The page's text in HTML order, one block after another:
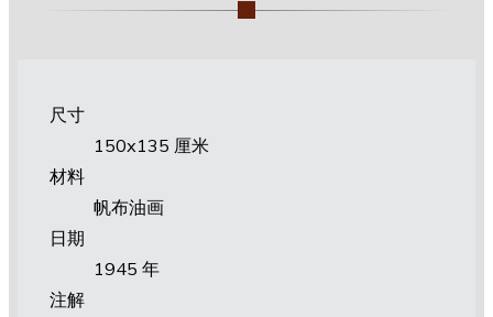
尺寸
150х135 厘米
材料
帆布油画
日期
1945 年
注解